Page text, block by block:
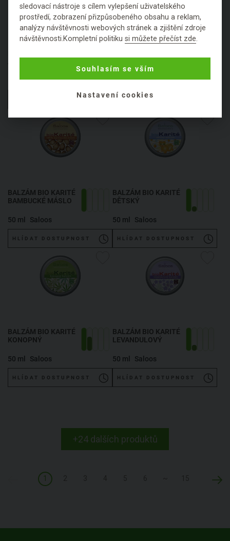
50 ml Saloos
HLÍDAT DOSTUPNOST
250 ml Saloos
HLÍDAT DOSTUPNOST
BALZÁM BIO KARITÉ
BAMBUCKÉ MÁSLO
50 ml Saloos
HLÍDAT DOSTUPNOST
BALZÁM BIO KARITÉ
DĚTSKÝ
50 ml Saloos
HLÍDAT DOSTUPNOST
BALZÁM BIO KARITÉ
KONOPNÝ
50 ml Saloos
HLÍDAT DOSTUPNOST
BALZÁM BIO KARITÉ
LEVANDULOVÝ
50 ml Saloos
HLÍDAT DOSTUPNOST
+24 dalších produktů
1
sledovací nástroje s cílem vylepšení uživatelského
prostředí, zobrazení přizpůsobeného obsahu a reklam,
analýzy návštěvnosti webových stránek a zjištění zdroje
návštěvnosti.Kompletní politikusi můžete přečíst zde.
Souhlasím se vším
Nastavení cookies